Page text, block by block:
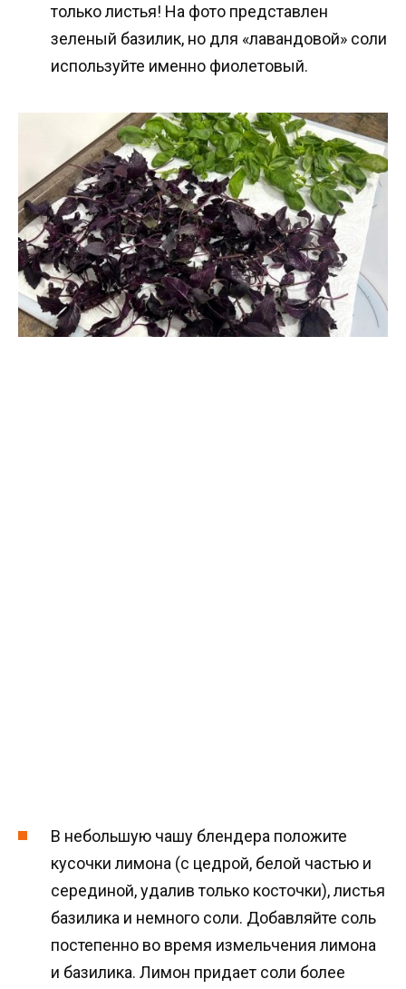
только листья! На фото представлен
зеленый базилик, но для «лавандовой» соли
используйте именно фиолетовый.
В небольшую чашу блендера положите
кусочки лимона (с цедрой, белой частью и
серединой, удалив только косточки), листья
базилика и немного соли. Добавляйте соль
постепенно во время измельчения лимона
и базилика. Лимон придает соли более